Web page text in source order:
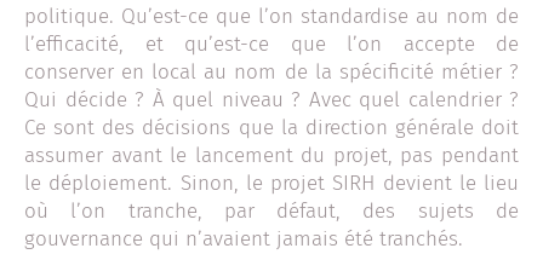
politique. Qu’est-ce que l’on standardise au nom de
l’efficacité, et qu’est-ce que l’on accepte de
conserver en local au nom de la spécificité métier ?
Qui décide ? À quel niveau ? Avec quel calendrier ?
Ce sont des décisions que la direction générale doit
assumer avant le lancement du projet, pas pendant
le déploiement. Sinon, le projet SIRH devient le lieu
où l’on tranche, par défaut, des sujets de
gouvernance qui n’avaient jamais été tranchés.